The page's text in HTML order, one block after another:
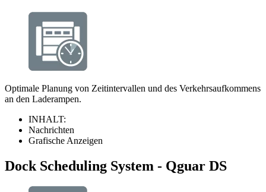
Optimale Planung von Zeitintervallen und des Verkehrsaufkommens
an den Laderampen.
INHALT:​
Nachrichten​
Grafische Anzeigen​
Dock Scheduling System - Qguar DS